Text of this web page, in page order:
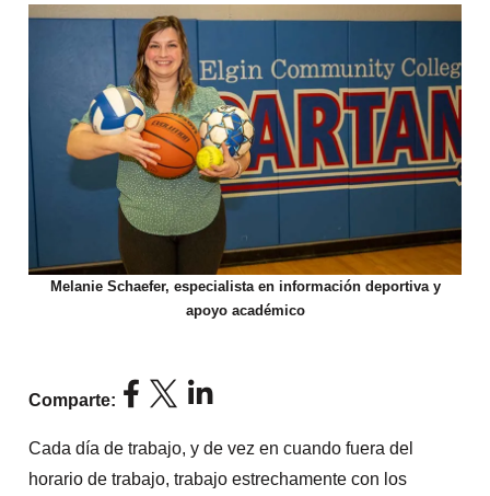
Melanie Schaefer, especialista en información deportiva y
apoyo académico
Comparte:
Cada día de trabajo, y de vez en cuando fuera del
horario de trabajo, trabajo estrechamente con los